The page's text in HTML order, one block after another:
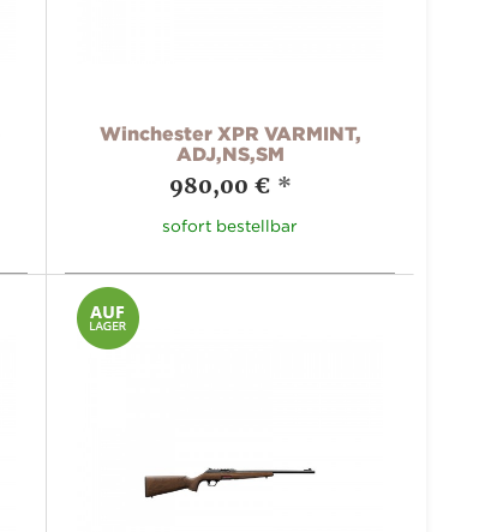
Winchester XPR VARMINT,
ADJ,NS,SM
980,00 € *
sofort bestellbar